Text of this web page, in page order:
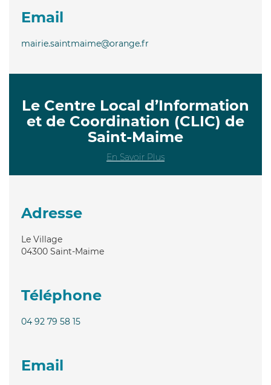
Email
mairie.saintmaime@orange.fr
Le Centre Local d’Information
et de Coordination (CLIC) de
Saint-Maime
En Savoir Plus
Adresse
Le Village
04300 Saint-Maime
Téléphone
04 92 79 58 15
Email